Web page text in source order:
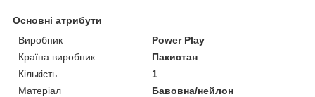
Основні атрибути
Виробник
Power Play
Країна виробник
Пакистан
Кількість
1
Матеріал
Бавовна/нейлон